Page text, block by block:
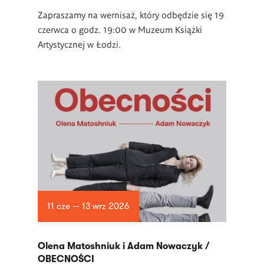
Zapraszamy na wernisaż, który odbędzie się 19
czerwca o godz. 19:00 w Muzeum Książki
Artystycznej w Łodzi.
11 cze — 13 wrz 2026
Olena Matoshniuk i Adam Nowaczyk /
OBECNOŚCI